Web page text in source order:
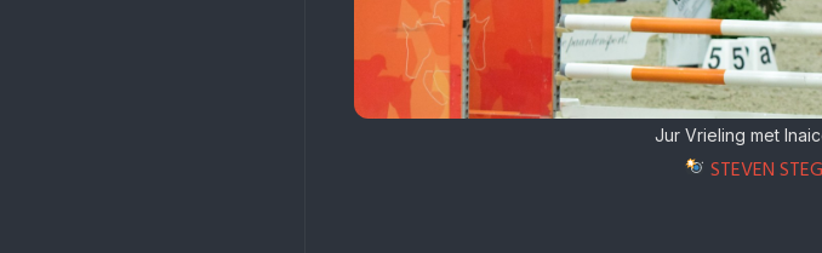
Jur Vrieling met
STEVEN